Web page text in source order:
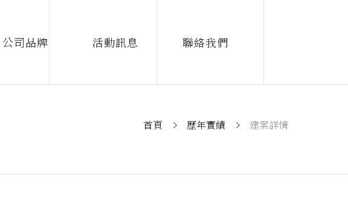
公司品牌 活動訊息 聯絡我們
首頁 歷年實績 建案詳情